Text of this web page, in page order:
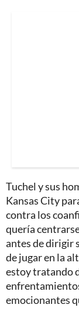
Tuchel y sus
Kansas City
contra los
quería
antes de dirigir
de jugar en la
estoy tratando
emocionantes